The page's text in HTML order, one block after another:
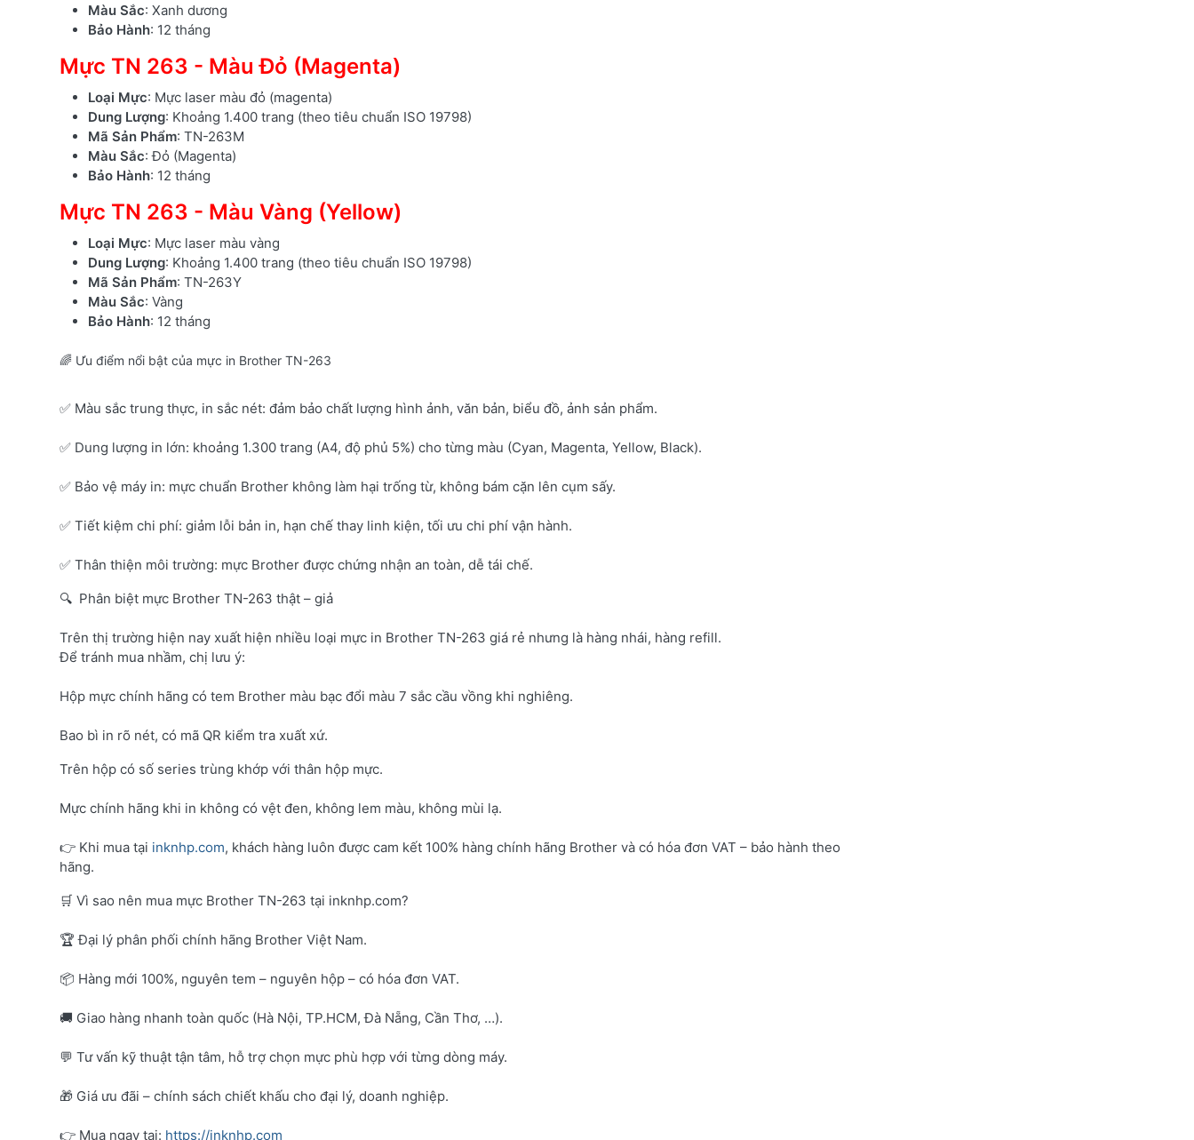
Màu Sắc: Xanh dương
Bảo Hành: 12 tháng
Mực TN 263 - Màu Đỏ (Magenta)
Loại Mực: Mực laser màu đỏ (magenta)
Dung Lượng: Khoảng 1.400 trang (theo tiêu chuẩn ISO 19798)
Mã Sản Phẩm: TN-263M
Màu Sắc: Đỏ (Magenta)
Bảo Hành: 12 tháng
Mực TN 263 - Màu Vàng (Yellow)
Loại Mực: Mực laser màu vàng
Dung Lượng: Khoảng 1.400 trang (theo tiêu chuẩn ISO 19798)
Mã Sản Phẩm: TN-263Y
Màu Sắc: Vàng
Bảo Hành: 12 tháng
🌈 Ưu điểm nổi bật của mực in Brother TN-263
✅ Màu sắc trung thực, in sắc nét: đảm bảo chất lượng hình ảnh, văn bản, biểu đồ, ảnh sản phẩm.
✅ Dung lượng in lớn: khoảng 1.300 trang (A4, độ phủ 5%) cho từng màu (Cyan, Magenta, Yellow, Black).
✅ Bảo vệ máy in: mực chuẩn Brother không làm hại trống từ, không bám cặn lên cụm sấy.
✅ Tiết kiệm chi phí: giảm lỗi bản in, hạn chế thay linh kiện, tối ưu chi phí vận hành.
✅ Thân thiện môi trường: mực Brother được chứng nhận an toàn, dễ tái chế.
🔍 Phân biệt mực Brother TN-263 thật – giả
Trên thị trường hiện nay xuất hiện nhiều loại mực in Brother TN-263 giá rẻ nhưng là hàng nhái, hàng refill.
Để tránh mua nhầm, chị lưu ý:
Hộp mực chính hãng có tem Brother màu bạc đổi màu 7 sắc cầu vồng khi nghiêng.
Bao bì in rõ nét, có mã QR kiểm tra xuất xứ.
Trên hộp có số series trùng khớp với thân hộp mực.
Mực chính hãng khi in không có vệt đen, không lem màu, không mùi lạ.
👉 Khi mua tại inknhp.com, khách hàng luôn được cam kết 100% hàng chính hãng Brother và có hóa đơn VAT – bảo hành theo
hãng.
🛒 Vì sao nên mua mực Brother TN-263 tại inknhp.com?
🏆 Đại lý phân phối chính hãng Brother Việt Nam.
📦 Hàng mới 100%, nguyên tem – nguyên hộp – có hóa đơn VAT.
🚚 Giao hàng nhanh toàn quốc (Hà Nội, TP.HCM, Đà Nẵng, Cần Thơ, …).
💬 Tư vấn kỹ thuật tận tâm, hỗ trợ chọn mực phù hợp với từng dòng máy.
🎁 Giá ưu đãi – chính sách chiết khấu cho đại lý, doanh nghiệp.
👉 Mua ngay tại: https://inknhp.com